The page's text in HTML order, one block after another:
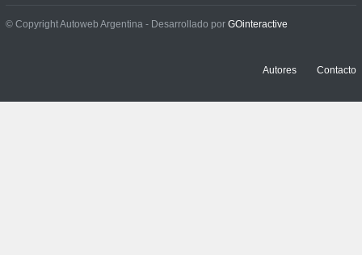
Prueba: BYD Song Pro GS
© Copyright Autoweb Argentina - Desarrollado por GOinteractive
Autores Contacto